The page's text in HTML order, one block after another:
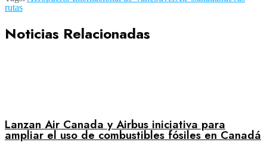
rutas
Noticias Relacionadas
Lanzan Air Canada y Airbus iniciativa para
ampliar el uso de combustibles fósiles en Canadá